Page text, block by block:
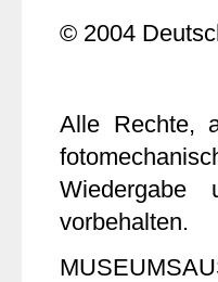
© 2004
Alle Rechte,
Wiedergabe
vorbehalten.